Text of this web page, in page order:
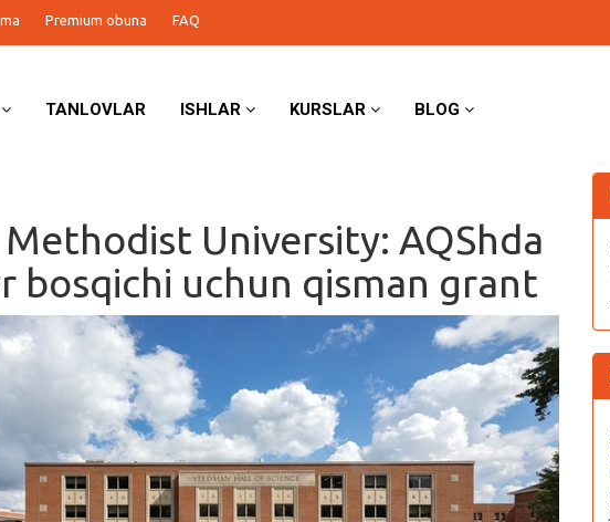
Premium obuna FAQ
TANLOVLAR ISHLAR KURSLAR BLOG
University: AQShda
bosqichi uchun qisman grant